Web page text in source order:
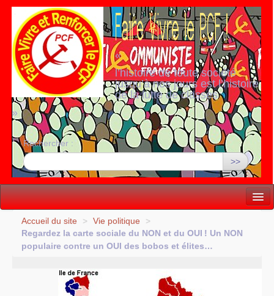
«
l’histoire de toute société
jusqu’à nos jours est l’histoire
de la lutte de classes
»
Rechercher :
>>
Vie politique
Lutter, Unir...
Accueil du site > Vie politique
>
Regardez la carte sociale du NON et du OUI ! Un NON
populaire contre un OUI des bobos et élites…